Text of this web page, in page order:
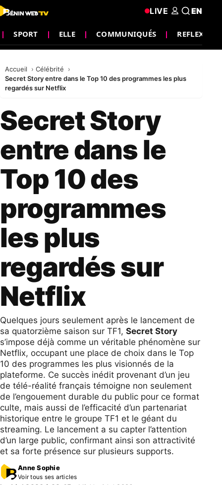
SPORT ELLE COMMUNIQUÉS REFLEXION
LIVE EN
Accueil
Célébrité
Secret Story entre dans le Top 10 des programmes les plus
regardés sur Netflix
Secret Story
entre dans le
Top 10 des
programmes
les plus
regardés sur
Netflix
Quelques jours seulement après le lancement de
sa quatorzième saison sur TF1, Secret Story
s’impose déjà comme un véritable phénomène sur
Netflix, occupant une place de choix dans le Top
10 des programmes les plus visionnés de la
plateforme. Ce succès inédit provenant d’un jeu
de télé-réalité français témoigne non seulement
de l’engouement durable du public pour ce format
culte, mais aussi de l’efficacité d’un partenariat
historique entre le groupe TF1 et le géant du
streaming. Le lancement a su capter l’attention
d’un large public, confirmant ainsi son attractivité
et sa forte présence sur plusieurs supports.
Anne Sophie
Voir tous ses articles